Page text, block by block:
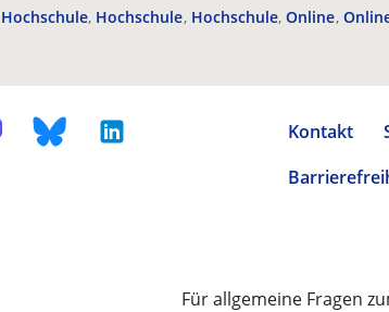
Hochschule Hochschule Hochschule Online
Kontakt
Für allgemeine Fragen